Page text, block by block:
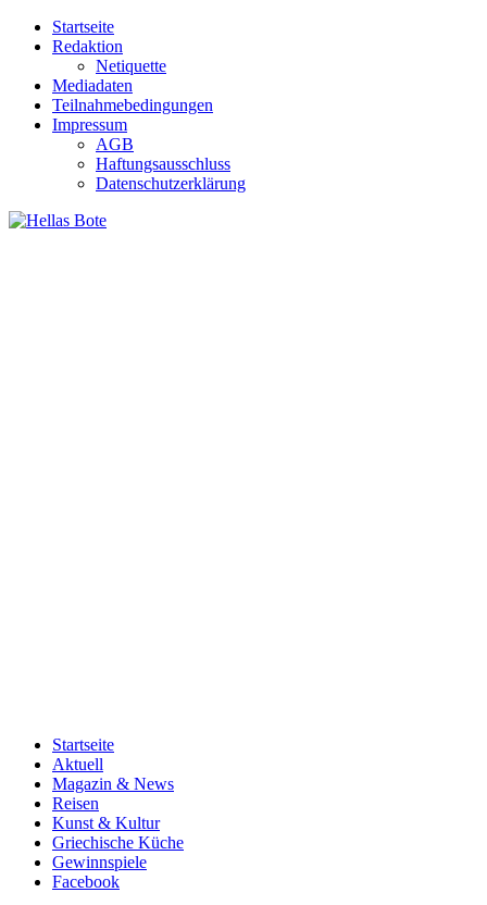
Zum
Inhalt
Startseite
Redaktion
Netiquette
Mediadaten
Teilnahmebedingungen
Impressum
AGB
Haftungsausschluss
Datenschutzerklärung
Startseite
Aktuell
Magazin & News
Reisen
Kunst & Kultur
Griechische Küche
Gewinnspiele
Facebook